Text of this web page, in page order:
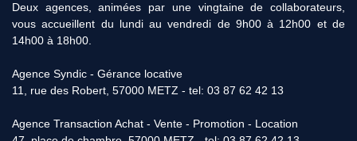
Deux agences, animées par une vingtaine de collaborateurs,
vous accueillent du lundi au vendredi de 9h00 à 12h00 et de
14h00 à 18h00.
Agence Syndic - Gérance locative
11, rue des Robert, 57000 METZ - tel: 03 87 62 42 13
Agence Transaction Achat - Vente - Promotion - Location